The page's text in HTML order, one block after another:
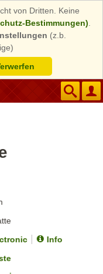
von Dritten. Keine
Bestimmungen)
(z.b.
Info